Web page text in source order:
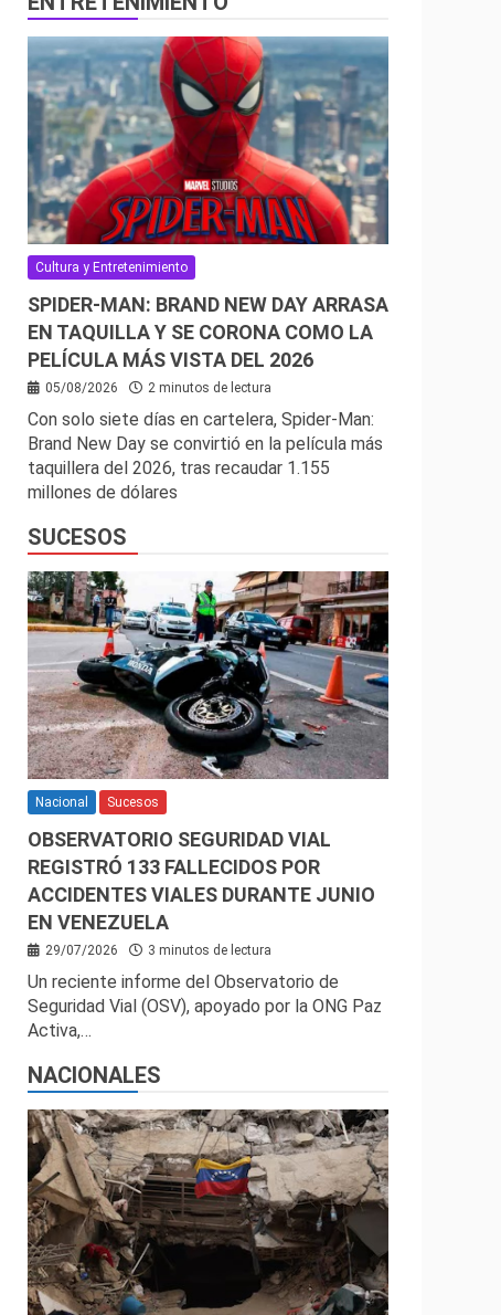
Cultura y Entretenimiento
SPIDER-MAN: BRAND NEW DAY ARRASA
EN TAQUILLA Y SE CORONA COMO LA
PELÍCULA MÁS VISTA DEL 2026
05/08/2026 2 minutos de lectura
Con solo siete días en cartelera, Spider-Man:
Brand New Day se convirtió en la película más
taquillera del 2026, tras recaudar 1.155
millones de dólares
SUCESOS
Nacional Sucesos
OBSERVATORIO SEGURIDAD VIAL
REGISTRÓ 133 FALLECIDOS POR
ACCIDENTES VIALES DURANTE JUNIO
EN VENEZUELA
29/07/2026 3 minutos de lectura
Un reciente informe del Observatorio de
Seguridad Vial (OSV), apoyado por la ONG Paz
Activa,…
NACIONALES